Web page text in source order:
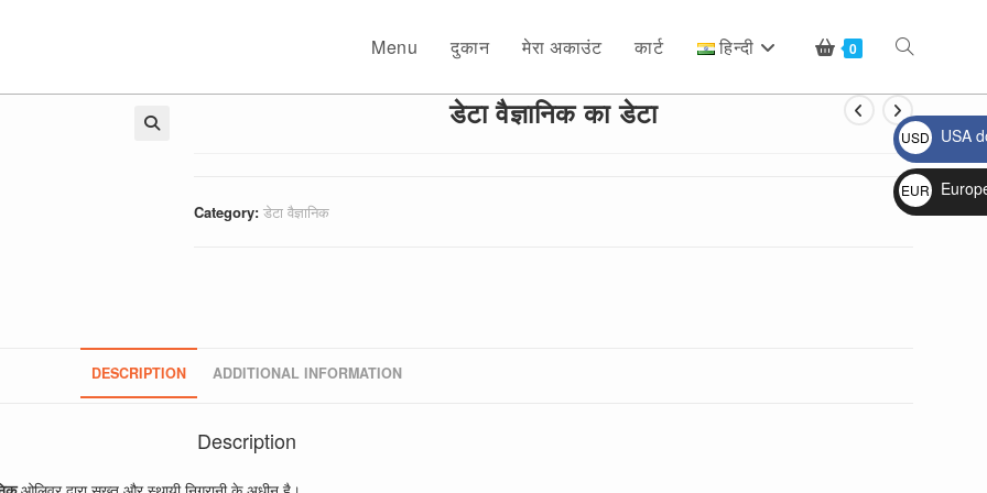
Menu दुकान मेरा अकाउंट कार्ट हिन्दी 0 Toggle
website
डेटा वैज्ञानिक का डेटा
Category: डेटा वैज्ञानिक
DESCRIPTION ADDITIONAL INFORMATION
Description
USD
$
USA
EUR
€